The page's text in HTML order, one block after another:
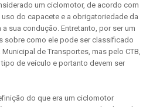
um ciclomotor, de acordo com
do capacete e a obrigatoriedade da
sua condução. Entretanto, por ser um
sobre como ele pode ser classificado
de Transportes, mas pelo CTB,
de veículo e portanto devem ser
do que era um ciclomotor